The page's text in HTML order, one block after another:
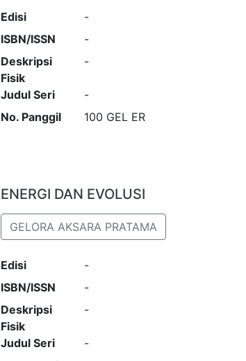
Edisi
-
ISBN/ISSN
-
Deskripsi
Fisik
-
Judul Seri
-
No. Panggil
100 GEL ER
ENERGI DAN EVOLUSI
GELORA AKSARA PRATAMA
Edisi
-
ISBN/ISSN
-
Deskripsi
Fisik
-
Judul Seri
-